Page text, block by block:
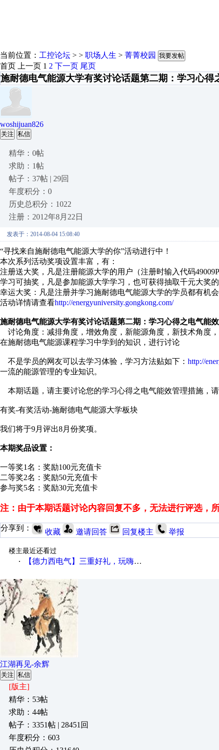
当前位置： 工控论坛 > > 职场人生 > 菁菁校园 我要发帖
首页 上一页 1 2 下一页 尾页
施耐德电气能源大学有奖讨论话题第二期：学习心得
woshijuan826
关注 私信
精华：0帖
求助：1帖
帖子：37帖 | 29回
年度积分：0
历史总积分：1022
注册：2012年8月22日
发表于：2014-08-04 15:08:40
“寻找来自施耐德电气能源大学的你”活动进行中！
本次系列活动奖项设置丰富，有：
注册送大奖，凡是注册能源大学的用户（注册时输入代码
学习可抽奖，凡是参加能源大学学习，也可获得抽取千元大奖
幸运大奖：凡是注册并学习施耐德电气能源大学的学员都有机
活动详情请查看http://energyuniversity.gongkong.com/
施耐德电气能源大学有奖讨论话题第二期：学习心得之电气能
讨论角度：减排角度，增效角度，新能源角度，新技术角度
在施耐德电气能源课程学习中学到的知识，进行讨论
不是学员的网友可以去学习体验，学习方法贴如下： http://
一流的能源管理的专业知识。
本期话题，请主要讨论您的学习心得之电气能效管理措施，
有奖-有奖活动-施耐德电气能源大学板块
我们将于9月评出8月份奖项。
本期奖品设置：
一等奖1名：奖励100元充值卡
二等奖2名：奖励50元充值卡
参与奖5名：奖励30元充值卡
注：由于本期话题讨论内容回复不多，无法进行评选，
分享到： 收藏 邀请回答 回复楼主 举报
楼主最近还看过
·
【德力西电气】三重好礼，玩嗨夏日！
江湖再见-余辉
关注 私信
[版主]
精华：53帖
求助：44帖
帖子：3351帖 | 28451回
年度积分：603